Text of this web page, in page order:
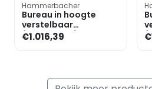
Hammerbacher
Bureau in hoogte
verstelbaar
(handmatig) incl.
dressoir »Alicante«
€1.016,39